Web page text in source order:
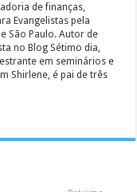
de finanças,
Evangelistas pela
São Paulo. Autor de
no Blog Sétimo dia,
em seminários e
Shirlene, é pai de três